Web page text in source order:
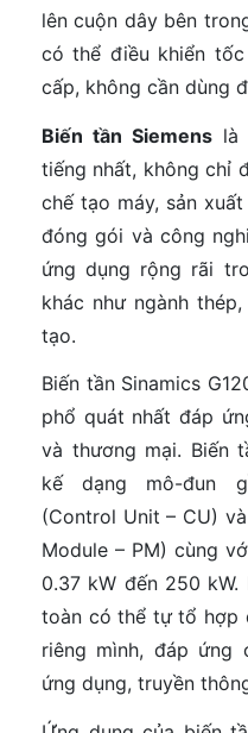
lên cuộn dây bên
có thể điều khiển
cấp, không cần dùng
Biến tần Siemenslà
tiếng nhất, không chỉ
chế tạo máy, sản
đóng gói và công
ứng dụng rộng rãi
khác như ngành
tạo.
Biến tần Sinamics
phổ quát nhất đáp
và thương mại. Biến
kế dạng mô-đun
(Control Unit – CU)
Module – PM) cùng
0.37 kW đến 250 kW.
toàn có thể tự tổ hợp
riêng mình, đáp ứng
ứng dụng, truyền